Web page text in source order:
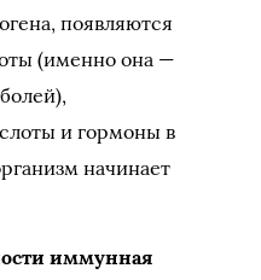
появляются
(именно она —
и гормоны в
начинает
иммунная